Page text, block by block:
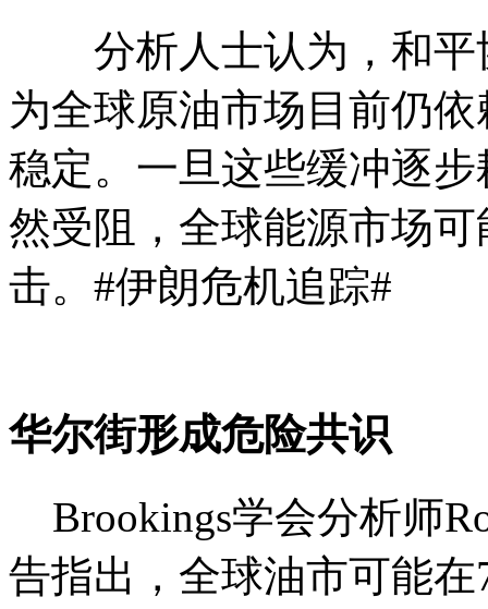
分析人士认为，和平
为全球原油市场目前仍
稳定。一旦这些缓冲逐
然受阻，全球能源市场
击。#伊朗危机追踪#
华尔街形成危险共识
Brookings学会分析师
告指出，全球油市可能